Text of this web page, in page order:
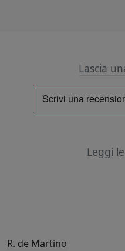
Lascia
Leggi
R. de Martino